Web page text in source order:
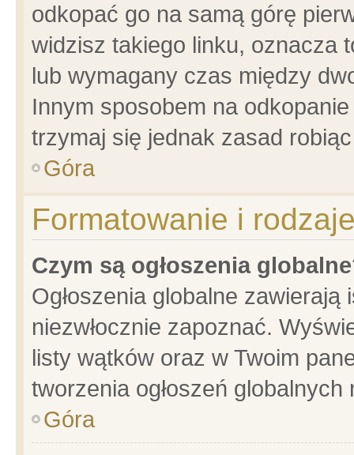
odkopać go na samą górę
widzisz takiego linku, oznacza
lub wymagany czas między
Innym sposobem na
trzymaj się jednak zasad
Góra
Formatowanie i
Czym są ogłoszenia
Ogłoszenia globalne
niezwłocznie zapoznać.
listy wątków oraz w Twoim
tworzenia ogłoszeń
Góra